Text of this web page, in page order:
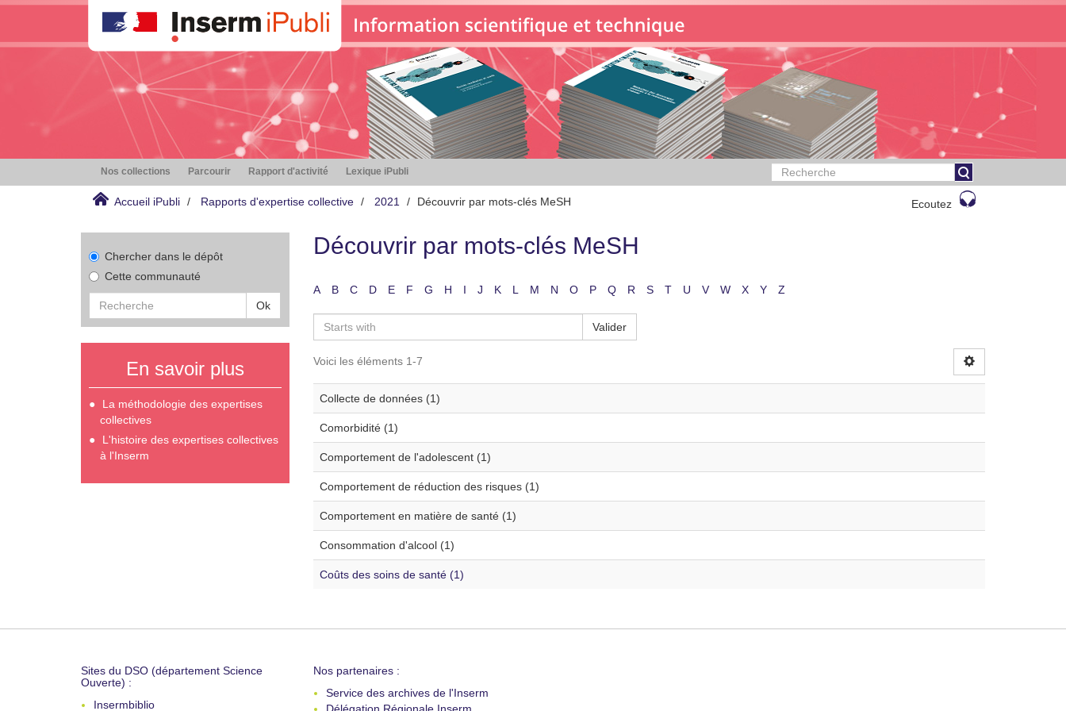
Nos collections Parcourir Rapport d'activité Lexique iPubli
Accueil iPubli Rapports d'expertise collective 2021 Découvrir par mots-clés MeSH Ecoutez
Chercher dans le dépôt
Cette communauté
Ok
En savoir plus
La méthodologie des expertises
collectives
L'histoire des expertises collectives
à l'Inserm
Découvrir par mots-clés MeSH
A B C D E F G H I J K L M N O P Q R S T U V W X Y Z
Valider
Voici les éléments 1-7
Collecte de données (1)
Comorbidité (1)
Comportement de l'adolescent (1)
Comportement de réduction des risques (1)
Comportement en matière de santé (1)
Consommation d'alcool (1)
Coûts des soins de santé (1)
Sites du DSO (département Science
Ouverte) :
Insermbiblio
Nos partenaires :
Service des archives de l'Inserm